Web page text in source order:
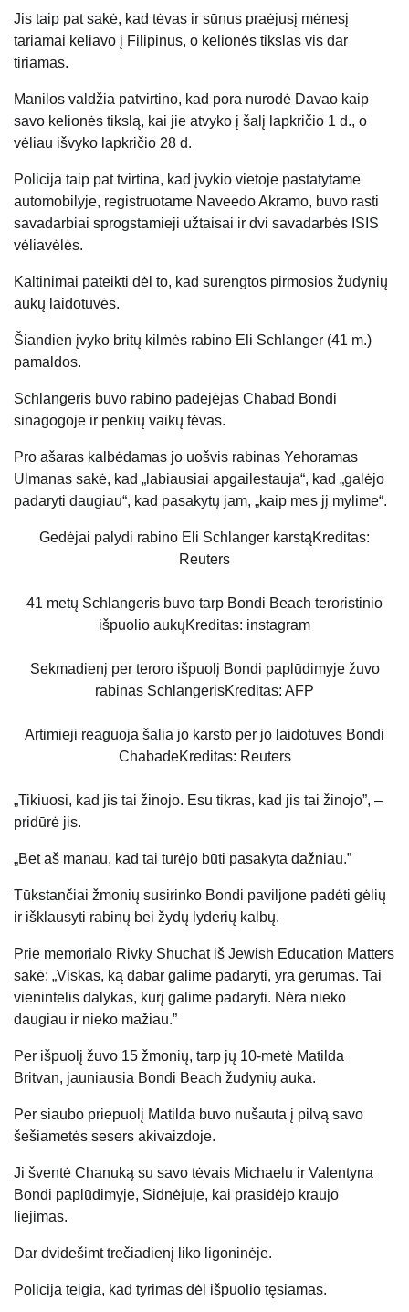
Jis taip pat sakė, kad tėvas ir sūnus praėjusį mėnesį
tariamai keliavo į Filipinus, o kelionės tikslas vis dar
tiriamas.
Manilos valdžia patvirtino, kad pora nurodė Davao kaip
savo kelionės tikslą, kai jie atvyko į šalį lapkričio 1 d., o
vėliau išvyko lapkričio 28 d.
Policija taip pat tvirtina, kad įvykio vietoje pastatytame
automobilyje, registruotame Naveedo Akramo, buvo rasti
savadarbiai sprogstamieji užtaisai ir dvi savadarbės ISIS
vėliavėlės.
Kaltinimai pateikti dėl to, kad surengtos pirmosios žudynių
aukų laidotuvės.
Šiandien įvyko britų kilmės rabino Eli Schlanger (41 m.)
pamaldos.
Schlangeris buvo rabino padėjėjas Chabad Bondi
sinagogoje ir penkių vaikų tėvas.
Pro ašaras kalbėdamas jo uošvis rabinas Yehoramas
Ulmanas sakė, kad „labiausiai apgailestauja“, kad „galėjo
padaryti daugiau“, kad pasakytų jam, „kaip mes jį mylime“.
Gedėjai palydi rabino Eli Schlanger karstąKreditas:
Reuters
41 metų Schlangeris buvo tarp Bondi Beach teroristinio
išpuolio aukųKreditas: instagram
Sekmadienį per teroro išpuolį Bondi paplūdimyje žuvo
rabinas SchlangerisKreditas: AFP
Artimieji reaguoja šalia jo karsto per jo laidotuves Bondi
ChabadeKreditas: Reuters
„Tikiuosi, kad jis tai žinojo. Esu tikras, kad jis tai žinojo”, –
pridūrė jis.
„Bet aš manau, kad tai turėjo būti pasakyta dažniau.”
Tūkstančiai žmonių susirinko Bondi paviljone padėti gėlių
ir išklausyti rabinų bei žydų lyderių kalbų.
Prie memorialo Rivky Shuchat iš Jewish Education Matters
sakė: „Viskas, ką dabar galime padaryti, yra gerumas. Tai
vienintelis dalykas, kurį galime padaryti. Nėra nieko
daugiau ir nieko mažiau.”
Per išpuolį žuvo 15 žmonių, tarp jų 10-metė Matilda
Britvan, jauniausia Bondi Beach žudynių auka.
Per siaubo priepuolį Matilda buvo nušauta į pilvą savo
šešiametės sesers akivaizdoje.
Ji šventė Chanuką su savo tėvais Michaelu ir Valentyna
Bondi paplūdimyje, Sidnėjuje, kai prasidėjo kraujo
liejimas.
Dar dvidešimt trečiadienį liko ligoninėje.
Policija teigia, kad tyrimas dėl išpuolio tęsiamas.